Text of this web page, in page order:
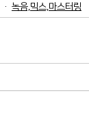
녹음,믹스,마스터링